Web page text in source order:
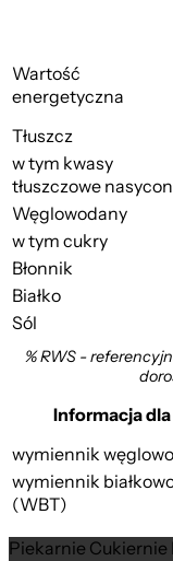
Wartość
energetyczna
Tłuszcz
w tym kwasy
tłuszczowe
Węglowodany
w tym cukry
Błonnik
Białko
Sól
% RWS -
Informacja
wymiennik
wymiennik
(WBT)
Piekarnie Cukiernie